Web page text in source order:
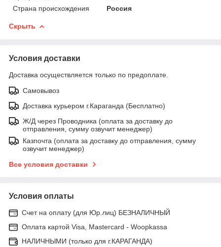
Страна происхождения
Россия
Скрыть
Условия доставки
Доставка осуществляется только по предоплате.
Самовывоз
Доставка курьером г.Караганда (Бесплатно)
Ж/Д через Проводника (оплата за доставку до
отправления, сумму озвучит менеджер)
Казпочта (оплата за доставку до отправления, сумму
озвучит менеджер)
Все условия доставки
Условия оплаты
Счет на оплату (для Юр.лиц) БЕЗНАЛИЧНЫЙ
Оплата картой Visa, Mastercard - Woopkassa
НАЛИЧНЫМИ (только для г.КАРАГАНДА)